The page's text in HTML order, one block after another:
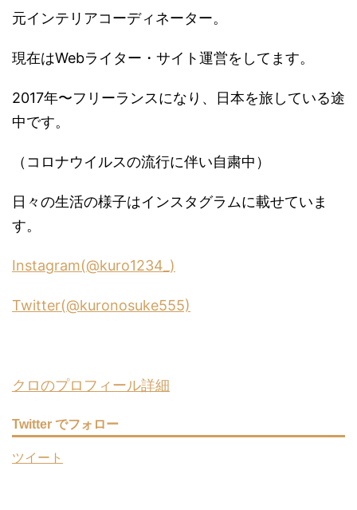
元インテリアコーディネーター。
現在はWebライター・サイト運営をしてます。
2017年〜フリーランスになり、日本を旅している途
中です。
（コロナウイルスの流行に伴い自粛中）
日々の生活の様子はインスタグラムに載せていま
す。
Instagram(@kuro1234_)
Twitter(@kuronosuke555)
クロのプロフィール詳細
Twitter でフォロー
ツイート